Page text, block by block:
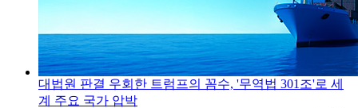
대법원 판결 우회한 트럼프의 꼼수, '무역법 301조'로 세
계 주요 국가 압박